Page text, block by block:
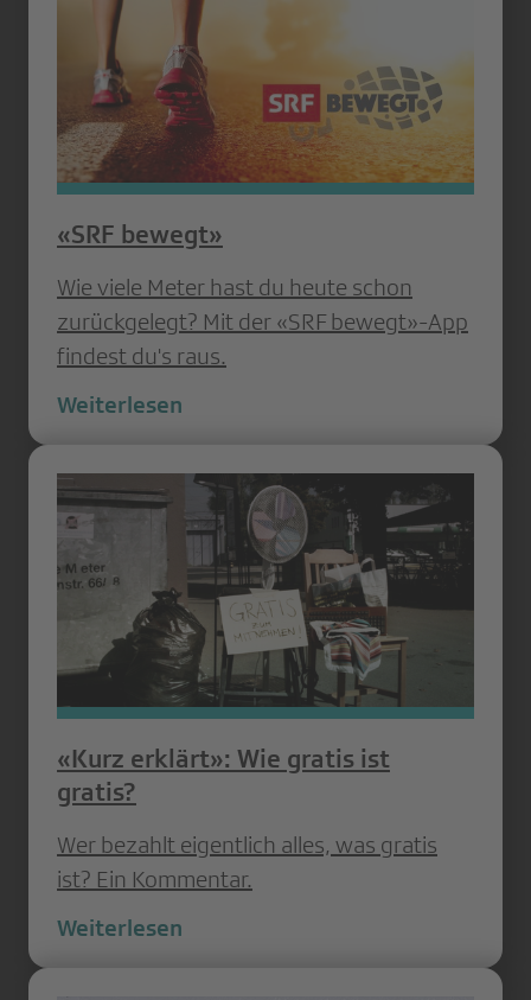
«SRF bewegt»
Wie viele Meter hast du heute schon
zurückgelegt? Mit der «SRF bewegt»-App
findest du's raus.
Weiterlesen
«Kurz erklärt»: Wie gratis ist
gratis?
Wer bezahlt eigentlich alles, was gratis
ist? Ein Kommentar.
Weiterlesen